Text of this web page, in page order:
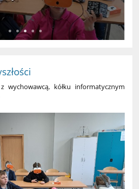
wychowawcą, kółku informatycznym i
wychowawcą, kółku informatycznym